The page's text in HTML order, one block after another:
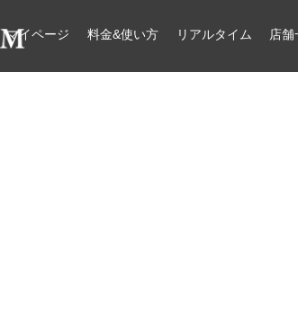
マイページ 料金&使い方 リアルタイム 店舗